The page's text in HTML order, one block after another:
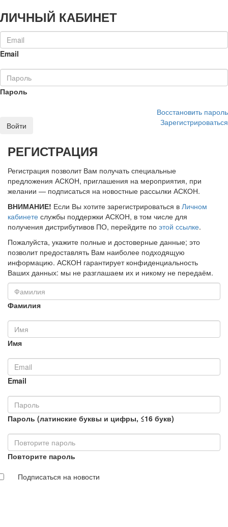
ЛИЧНЫЙ КАБИНЕТ
Email
Пароль
Восстановить пароль
Войти
Зарегистрироваться
РЕГИСТРАЦИЯ
Регистрация позволит Вам получать специальные
предложения АСКОН, приглашения на мероприятия, при
желании — подписаться на новостные рассылки АСКОН.
ВНИМАНИЕ! Если Вы хотите зарегистрироваться в Личном
кабинете службы поддержки АСКОН, в том числе для
получения дистрибутивов ПО, перейдите по этой ссылке.
Пожалуйста, укажите полные и достоверные данные; это
позволит предоставлять Вам наиболее подходящую
информацию. АСКОН гарантирует конфиденциальность
Ваших данных: мы не разглашаем их и никому не передаём.
Фамилия
Имя
Email
Пароль (латинские буквы и цифры, ≤16 букв)
Повторите пароль
Подписаться на новости